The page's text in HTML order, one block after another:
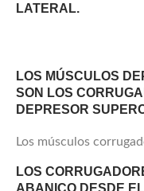
LATERAL.
LOS MÚSCULOS
SON LOS
DEPRESOR
Los músculos
LOS
ABANICO DESDE